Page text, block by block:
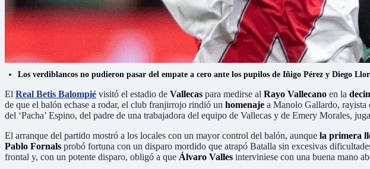
Los verdiblancos no pudieron pasar del empate a cero ante los pupilos de Iñigo Pérez y Diego
El Real Betis Balompié visitó el estadio de Vallecas para medirse al Rayo Vallecano en la
de que el balón echase a rodar, el club franjirrojo rindió un homenaje a Manolo Gallardo, rayista
del ‘Pacha’ Espino, del padre de una trabajadora del equipo de Vallecas y de Emery Morales,
El arranque del partido mostró a los locales con un mayor control del balón, aunque la primera
Pablo Fornals probó fortuna con un disparo mordido que atrapó Batalla sin excesivas
frontal y, con un potente disparo, obligó a que Álvaro Valles interviniese con una buena mano